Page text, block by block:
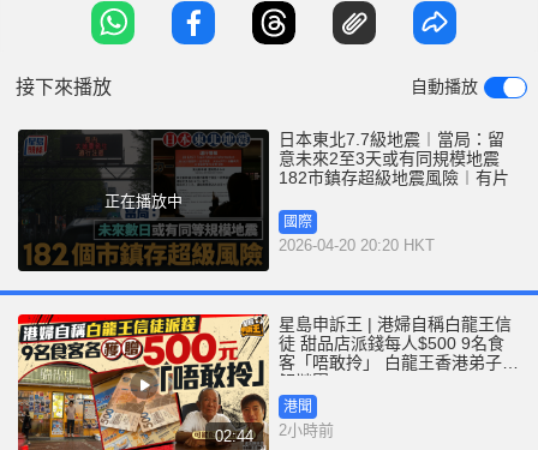
在未來一周左右時間內，特別是未來2到3天內，警惕
發生同等規模地震的風險，同時呼籲當地民眾繼續採
接下來播放 自動播放
正在播放中
日本東北7.7級地震︱當局：留
意未來2至3天或有同規模地震
182市鎮存超級地震風險︱有片
國際
2026-04-20 20:20 HKT
02:44
星島申訴王 | 港婦自稱白龍王信
徒 甜品店派錢每人$500 9名食
客「唔敢拎」 白龍王香港弟子親
解謎團
港聞
2小時前